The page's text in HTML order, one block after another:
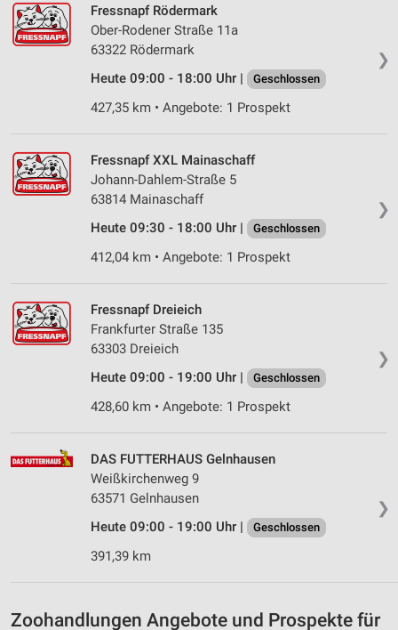
❯
Fressnapf Rödermark
Ober-Rodener Straße 11a
63322 Rödermark
Heute 09:00 - 18:00 Uhr |
Geschlossen
427,35 km • Angebote: 1 Prospekt
❯
Fressnapf XXL Mainaschaff
Johann-Dahlem-Straße 5
63814 Mainaschaff
Heute 09:30 - 18:00 Uhr |
Geschlossen
412,04 km • Angebote: 1 Prospekt
❯
Fressnapf Dreieich
Frankfurter Straße 135
63303 Dreieich
Heute 09:00 - 19:00 Uhr |
Geschlossen
428,60 km • Angebote: 1 Prospekt
❯
DAS FUTTERHAUS Gelnhausen
Weißkirchenweg 9
63571 Gelnhausen
Heute 09:00 - 19:00 Uhr |
Geschlossen
391,39 km
Zoohandlungen Angebote und Prospekte für
auf einem Endgerät
Verwendung reduzierter Daten zur Auswahl von
personalisierter Werbung
Erstellung von Profilen zur Personalisierung
Verwendung von Profilen zur Auswahl
personalisierter Inhalte
Messung der Werbeleistung
Messung der Performance von Inhalten
Analyse von Zielgruppen durch Statistiken oder
Kombinationen von Daten aus verschiedenen
Verwendung reduzierter Daten zur Auswahl von
IAB-Besonderheiten:
Verwendung genauer Standortdaten